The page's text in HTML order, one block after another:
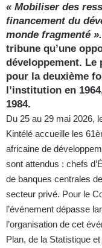
« Mobiliser des
financement du
monde fragmenté ».
tribune qu’une
développement. Le
pour la deuxième
l’institution en
1984.
Du 25 au 29 mai 2026,
Kintélé accueille les
africaine de
sont attendus : chefs
de banques centrales
secteur privé. Pour le
l’événement dépasse
l’organisation de cet
Plan, de la Statistique